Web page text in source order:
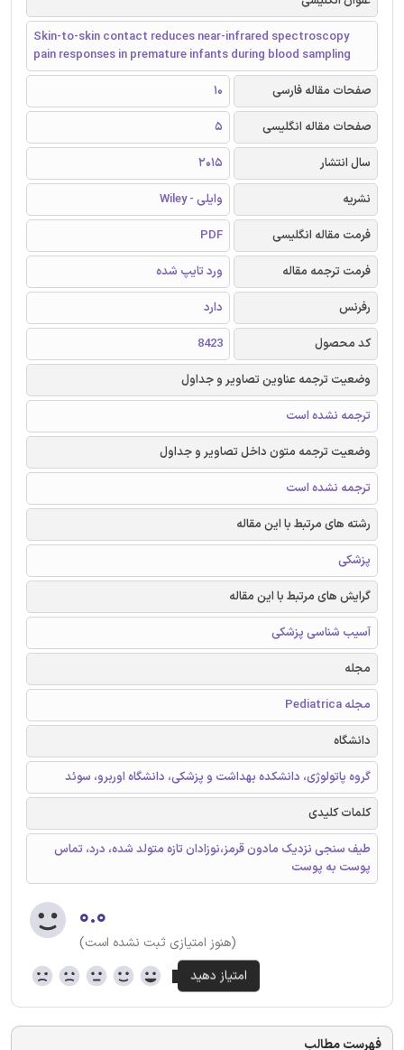
Skin-to-skin contact reduces near-infrared spectroscopy
pain responses in premature infants during blood sampling
صفحات مقاله فارسی
10
صفحات مقاله انگلیسی
5
سال انتشار
2015
نشریه
وایلی - Wiley
فرمت مقاله انگلیسی
PDF
فرمت ترجمه مقاله
ورد تایپ شده
رفرنس
دارد
کد محصول
8423
وضعیت ترجمه عناوین تصاویر و جداول
ترجمه نشده است
وضعیت ترجمه متون داخل تصاویر و جداول
ترجمه نشده است
رشته های مرتبط با این مقاله
پزشکی
گرایش های مرتبط با این مقاله
آسیب شناسی پزشکی
مجله
مجله Pediatrica
دانشگاه
گروه پاتولوژی، دانشکده بهداشت و پزشکی، دانشگاه اوربرو، سوئد
کلمات کلیدی
طیف سنجی نزدیک مادون قرمز،نوزادان تازه متولد شده، درد، تماس
پوست به پوست
۰.۰
(هنوز امتیازی ثبت نشده است)
فهرست مطالب